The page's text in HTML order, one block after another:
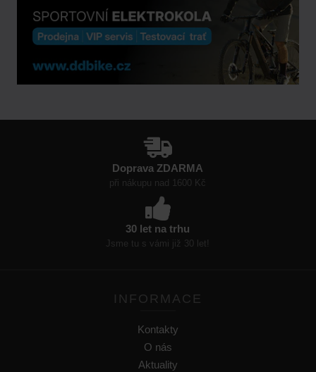
Doprava ZDARMA
při nákupu nad 1600 Kč
30 let na trhu
Jsme tu s vámi již 30 let!
INFORMACE
Kontakty
O nás
Aktuality